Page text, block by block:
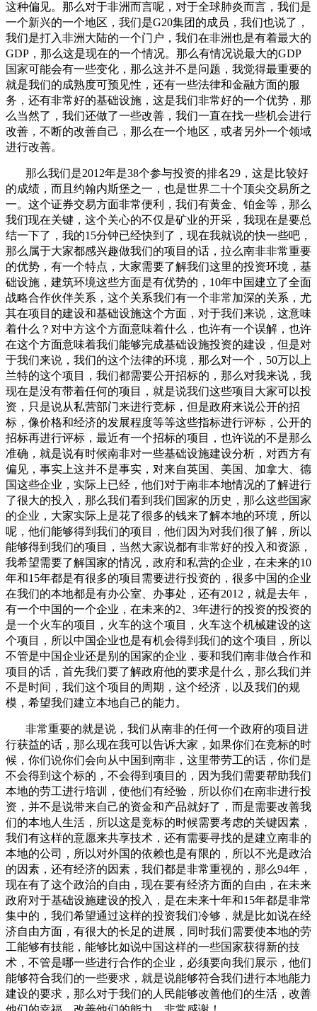
这种偏见。那么对于非洲而言呢，对于全球肺炎而言，我们是
一个新兴的一个地区，我们是G20集团的成员，我们也说了，
我们是打入非洲大陆的一个门户，我们在非洲也是有着最大的
GDP，那么这是现在的一个情况。那么有情况说最大的GDP
国家可能会有一些变化，那么这并不是问题，我觉得最重要的
就是我们的成熟度可预见性，还有一些法律和金融方面的服
务，还有非常好的基础设施，这是我们非常好的一个优势，那
么当然了，我们还做了一些改善，我们一直在找一些机会进行
改善，不断的改善自己，那么在一个地区，或者另外一个领域
进行改善。
那么我们是2012年是38个参与投资的排名29，这是比较好
的成绩，而且约翰内斯堡之一，也是世界二十个顶尖交易所之
一。这个证券交易方面非常便利，我们有黄金、铂金等，那么
我们现在关键，这个关心的不仅是矿业的开采，我现在是要总
结一下了，我的15分钟已经快到了，现在我就说的快一些吧，
那么属于大家都感兴趣做我们的项目的话，拉么南非非常重要
的优势，有一个特点，大家需要了解我们这里的投资环境，基
础设施，建筑环境这些方面是有优势的，10年中国建立了全面
战略合作伙伴关系，这个关系我们有一个非常加深的关系，尤
其在项目的建设和基础设施这个方面，对于我们来说，这意味
着什么？对中方这个方面意味着什么，也许有一个误解，也许
在这个方面意味着我们能够完成基础设施投资的建设，但是对
于我们来说，我们的这个法律的环境，那么对一个，50万以上
兰特的这个项目，我们都需要公开招标的，那么对我来说，我
现在是没有带着任何的项目，就是说我们这些项目大家可以投
资，只是说从私营部门来进行竞标，但是政府来说公开的招
标，像价格和经济的发展程度等等这些指标进行评标，公开的
招标再进行评标，最近有一个招标的项目，也许说的不是那么
准确，就是说有时候南非对一些基础设施建设分析，对西方有
偏见，事实上这并不是事实，对来自英国、美国、加拿大、德
国这些企业，实际上已经，他们对于南非本地情况的了解进行
了很大的投入，那么我们看到我们国家的历史，那么这些国家
的企业，大家实际上是花了很多的钱来了解本地的环境，所以
呢，他们能够得到我们的项目，他们因为对我们很了解，所以
能够得到我们的项目，当然大家说都有非常好的投入和资源，
我希望需要了解国家的情况，政府和私营的企业，在未来的10
年和15年都是有很多的项目需要进行投资的，很多中国的企业
在我们的本地都是有办公室、办事处，还有2012，就是去年，
有一个中国的一个企业，在未来的2、3年进行的投资的投资的
是一个火车的项目，火车的这个项目，火车这个机械建设的这
个项目，所以中国企业也是有机会得到我们的这个项目，所以
不管是中国企业还是别的国家的企业，要和我们南非做合作和
项目的话，首先我们要了解政府他的要求是什么，那么我们并
不是时间，我们这个项目的周期，这个经济，以及我们的规
模，希望我们建立本地自己的能力。
非常重要的就是说，我们从南非的任何一个政府的项目进
行获益的话，那么现在我可以告诉大家，如果你们在竞标的时
候，你们说你们会向从中国到南非，这里带劳工的话，你们是
不会得到这个标的，不会得到项目的，因为我们需要帮助我们
本地的劳工进行培训，使他们有经验，所以你们在南非进行投
资，并不是说带来自己的资金和产品就好了，而是需要改善我
们的本地人生活，所以这是竞标的时候需要考虑的关键因素，
我们有这样的意愿来共享技术，还有需要寻找的是建立南非的
本地的公司，所以对外国的依赖也是有限的，所以不光是政治
的因素，还有经济的因素，我们都是非常重视的，那么94年，
现在有了这个政治的自由，现在要有经济方面的自由，在未来
政府对于基础设施建设的投入，是在未来十年和15年都是非常
集中的，我们希望通过这样的投资我们冷够，就是比如说在经
济自由方面，有很大的长足的进展，同时我们需要使本地的劳
工能够有技能，能够比如说中国这样的一些国家获得新的技
术，不管是哪一些进行合作的企业，必须要向我们展示，他们
能够符合我们的一些要求，就是说能够符合我们进行本地能力
建设的要求，那么对于我们的人民能够改善他们的生活，改善